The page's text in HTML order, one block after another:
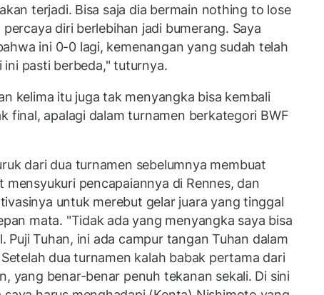
terjadi. Bisa saja dia bermain nothing to lose
diri berlebihan jadi bumerang. Saya
ini 0-0 lagi, kemenangan yang sudah telah
ini pasti berbeda," tuturnya.
kelima itu juga tak menyangka bisa kembali
final, apalagi dalam turnamen berkategori BWF
dari dua turnamen sebelumnya membuat
mensyukuri pencapaiannya di Rennes, dan
untuk merebut gelar juara yang tinggal
mata. "Tidak ada yang menyangka saya bisa
Puji Tuhan, ini ada campur tangan Tuhan dalam
dua turnamen kalah babak pertama dari
yang benar-benar penuh tekanan sekali. Di sini